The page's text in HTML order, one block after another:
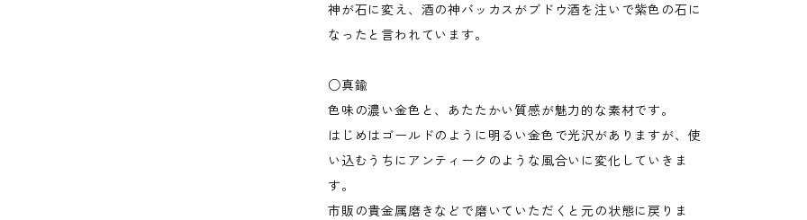
神が石に変え、酒の神バッカスがブドウ酒を注いで紫色の石に
なったと言われています。
○真鍮
色味の濃い金色と、あたたかい質感が魅力的な素材です。
はじめはゴールドのように明るい金色で光沢がありますが、使
い込むうちにアンティークのような風合いに変化していきま
す。
市販の貴金属磨きなどで磨いていただくと元の状態に戻りま